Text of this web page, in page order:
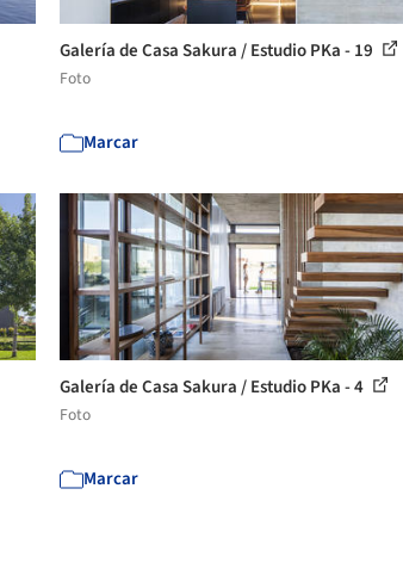
Galería de Casa Sakura / Estudio PKa - 19
Foto
Marcar
Galería de Casa Sakura / Estudio PKa - 4
Foto
Marcar